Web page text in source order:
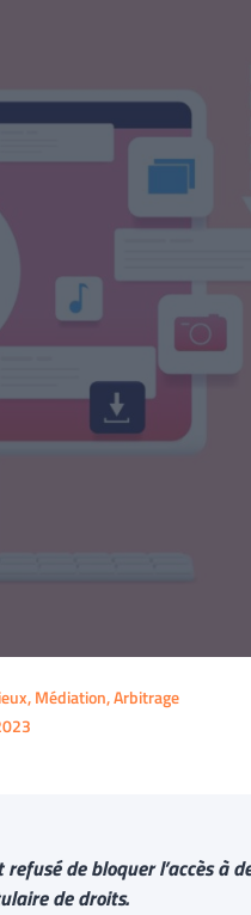
Médiation, Arbitrage
de bloquer l’accès à
de droits.